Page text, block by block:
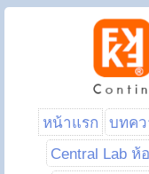
หน้าแรก บทค
Central Lab ห้